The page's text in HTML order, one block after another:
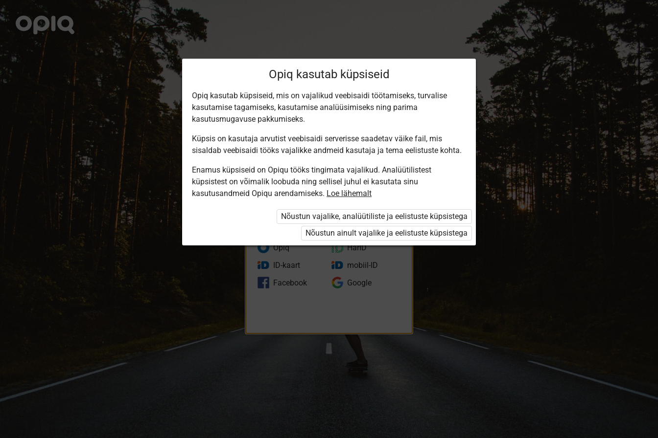
Sisene Opiqusse
Stuudium
Opiq
HarID
ID-kaart
mobiil-ID
Facebook
Google
Opiq kasutab küpsiseid
Opiq kasutab küpsiseid, mis on vajalikud veebisaidi töötamiseks, turvalise
kasutamise tagamiseks, kasutamise analüüsimiseks ning parima
kasutusmugavuse pakkumiseks.
Küpsis on kasutaja arvutist veebisaidi serverisse saadetav väike fail, mis
sisaldab veebisaidi tööks vajalikke andmeid kasutaja ja tema eelistuste kohta.
Enamus küpsiseid on Opiqu tööks tingimata vajalikud. Analüütilistest
küpsistest on võimalik loobuda ning sellisel juhul ei kasutata sinu
kasutusandmeid Opiqu arendamiseks. Loe lähemalt
Nõustun vajalike, analüütiliste ja eelistuste küpsistega
Nõustun ainult vajalike ja eelistuste küpsistega